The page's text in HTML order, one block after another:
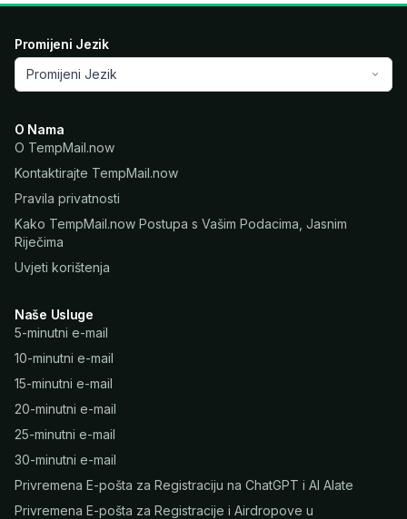
Promijeni Jezik
Promijeni Jezik
O Nama
O TempMail.now
Kontaktirajte TempMail.now
Pravila privatnosti
Kako TempMail.now Postupa s Vašim Podacima, Jasnim
Riječima
Uvjeti korištenja
Naše Usluge
5-minutni e-mail
10-minutni e-mail
15-minutni e-mail
20-minutni e-mail
25-minutni e-mail
30-minutni e-mail
Privremena E-pošta za Registraciju na ChatGPT i AI Alate
Privremena E-pošta za Registracije i Airdropove u